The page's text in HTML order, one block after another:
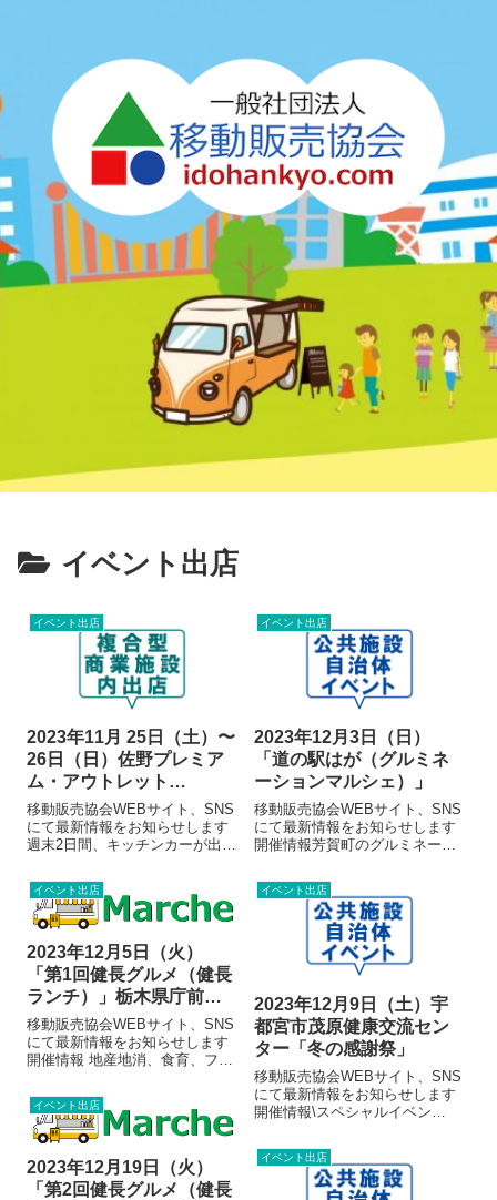
イベント出店
イベント出店
2023年11月 25日（土）〜
26日（日）佐野プレミア
ム・アウトレット
「BLACK FRIDAY」
移動販売協会WEBサイト、SNS
にて最新情報をお知らせします
週末2日間、キッチンカーが出店
ム・アウトレット内特設コーナ
ーにキッチンカーが出店しま
す。詳細は公式WEBサイトで御
覧ください。佐野プレミアム・
アウトレッ...
イベント出店
2023年12月3日（日）
「道の駅はが（グルミネ
ーションマルシェ）」
移動販売協会WEBサイト、SNS
にて最新情報をお知らせします
開催情報芳賀町のグルミネーシ
す！今年も人気の店舗が出店し
ます♪たくさんの皆様のご来場を
お待ちしています。開催地のご
案内出店者※各出店者の写真は
販売メニュ...
イベント出店
2023年12月5日（火）
「第1回健長グルメ（健長
ランチ）」栃木県庁前芝
生広場（元栃木会館跡
地）
移動販売協会WEBサイト、SNS
にて最新情報をお知らせします
開催情報 地産地消、食育、フー
マにして、移動販売協会の地域
イベントがスタートします。少
しでも地域の食材を知っていた
だき、美味しく食べて楽しい食
事から心と...
イベント出店
2023年12月9日（土）宇
都宮市茂原健康交流セン
ター「冬の感謝祭」
移動販売協会WEBサイト、SNS
にて最新情報をお知らせします
開催情報\スペシャルイベン
「しのYAN＆ふらいぱん」 １
１：３０～１２：３０・お楽し
み抽選会 １０：００～ 無く
イベント出店
2023年12月19日（火）
「第2回健長グルメ（健長
イベント出店